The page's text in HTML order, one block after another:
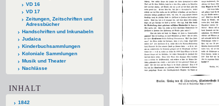
VD 16
VD 17
Zeitungen, Zeitschriften und
Adressbücher
Handschriften und Inkunabeln
Judaica
Kinderbuchsammlungen
Koloniale Sammlungen
Musik und Theater
Nachlässe
INHALT
1842